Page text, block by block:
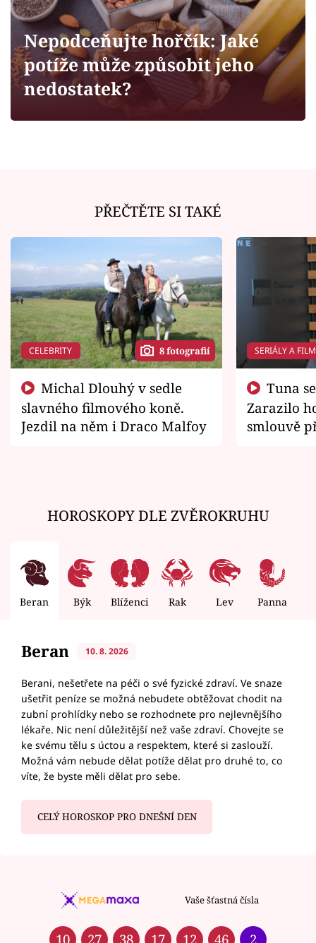
Sledujte prima+
Filmový festival Karlovy Vary
Sledujte nás
Nepodceňujte hořčík: Jaké
potíže může způsobit jeho
nedostatek?
PŘEČTĚTE SI TAKÉ
CELEBRITY 8 fotografií
slavného filmového koně.
Jezdil na něm i Draco Malfoy
SERIÁLY A
Zarazilo
smlouvě
HOROSKOPY DLE ZVĚROKRUHU
Beran Býk Blíženci Rak Lev Panna
Beran 10. 8. 2026
Berani, nešetřete na péči o své fyzické zdraví. Ve snaze
ušetřit peníze se možná nebudete obtěžovat chodit na
zubní prohlídky nebo se rozhodnete pro nejlevnějšího
lékaře. Nic není důležitější než vaše zdraví. Chovejte se
ke svému tělu s úctou a respektem, které si zaslouží.
Možná vám nebude dělat potíže dělat pro druhé to, co
víte, že byste měli dělat pro sebe.
CELÝ HOROSKOP PRO DNEŠNÍ DEN
Vaše šťastná čísla
10 27 38 17 12 46 2